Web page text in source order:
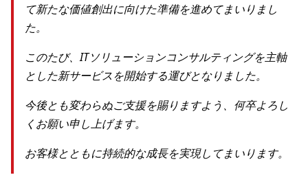
て新たな価値創出に向けた準備を進めてまいりまし
た。
このたび、ITソリューションコンサルティングを主軸
とした新サービスを開始する運びとなりました。
今後とも変わらぬご支援を賜りますよう、何卒よろし
くお願い申し上げます。
お客様とともに持続的な成長を実現してまいります。